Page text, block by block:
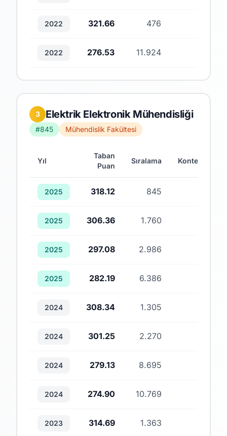
2022 321.66 476
2022 276.53 11.924
3 Elektrik Elektronik Mühendisliği
#845 Mühendislik Fakültesi
Yıl
Taban
Puan
Sıralama Kontenjan
2025 318.12 845
2025 306.36 1.760
2025 297.08 2.986
2025 282.19 6.386
2024 308.34 1.305
2024 301.25 2.270
2024 279.13 8.695
2024 274.90 10.769
2023 314.69 1.363